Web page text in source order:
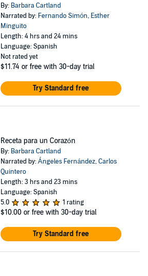
By: Barbara Cartland
Narrated by: Fernando Simón, Esther
Minguito
Length: 4 hrs and 24 mins
Language: Spanish
Not rated yet
$11.74 or free with 30-day trial
Try Standard free
Receta para un Corazón
By: Barbara Cartland
Narrated by:Ángeles Fernández,Carlos
Quintero
Length: 3 hrs and 23 mins
Language: Spanish
5.0
1 rating
$10.00 or free with 30-day trial
Try Standard free